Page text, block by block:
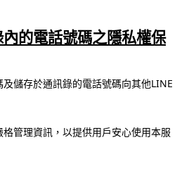
的電話號碼之隱私權保
儲存於通訊錄的電話號碼向其他LINE
管理資訊，以提供用戶安心使用本服